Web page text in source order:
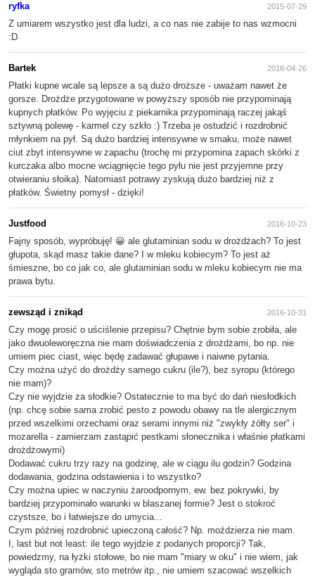
ryfka 2015-07-29
Z umiarem wszystko jest dla ludzi, a co nas nie zabije to nas wzmocni
:D
Bartek 2016-04-26
Płatki kupne wcale są lepsze a są dużo droższe - uważam nawet że
gorsze. Drożdże przygotowane w powyższy sposób nie przypominają
kupnych płatków. Po wyjęciu z piekarnika przypominają raczej jakąś
sztywną polewę - karmel czy szkło :) Trzeba je ostudzić i rozdrobnić
młynkiem na pył. Są dużo bardziej intensywne w smaku, może nawet
ciut zbyt intensywne w zapachu (trochę mi przypomina zapach skórki z
kurczaka albo mocne wciągnięcie tego pyłu nie jest przyjemne przy
otwieraniu słoika). Natomiast potrawy zyskują dużo bardziej niż z
płatków. Świetny pomysł - dzięki!
Justfood 2016-10-23
Fajny sposób, wypróbuję! 😀 ale glutaminian sodu w drożdżach? To jest
głupota, skąd masz takie dane? I w mleku kobiecym? To jest aż
śmieszne, bo co jak co, ale glutaminian sodu w mleku kobiecym nie ma
prawa bytu.
zewsząd i znikąd 2016-10-31
Czy mogę prosić o uściślenie przepisu? Chętnie bym sobie zrobiła, ale
jako dwuoleworęczna nie mam doświadczenia z drożdżami, bo np. nie
umiem piec ciast, więc będę zadawać głupawe i naiwne pytania.
Czy można użyć do drożdży samego cukru (ile?), bez syropu (którego
nie mam)?
Czy nie wyjdzie za słodkie? Ostatecznie to ma być do dań niesłodkich
(np. chcę sobie sama zrobić pesto z powodu obawy na tle alergicznym
przed wszelkimi orzechami oraz serami innymi niż "zwykły żółty ser" i
mozarella - zamierzam zastąpić pestkami słonecznika i właśnie płatkami
drożdżowymi)
Dodawać cukru trzy razy na godzinę, ale w ciągu ilu godzin? Godzina
dodawania, godzina odstawienia i to wszystko?
Czy można upiec w naczyniu żaroodpornym, ew. bez pokrywki, by
bardziej przypominało warunki w blaszanej formie? Jest o stokroć
czystsze, bo i łatwiejsze do umycia...
Czym później rozdrobnić upieczoną całość? Np. moździerza nie mam.
I, last but not least: ile tego wyjdzie z podanych proporcji? Tak,
powiedzmy, na łyżki stołowe, bo nie mam "miary w oku" i nie wiem, jak
wygląda sto gramów, sto metrów itp., nie umiem szacować wszelkich